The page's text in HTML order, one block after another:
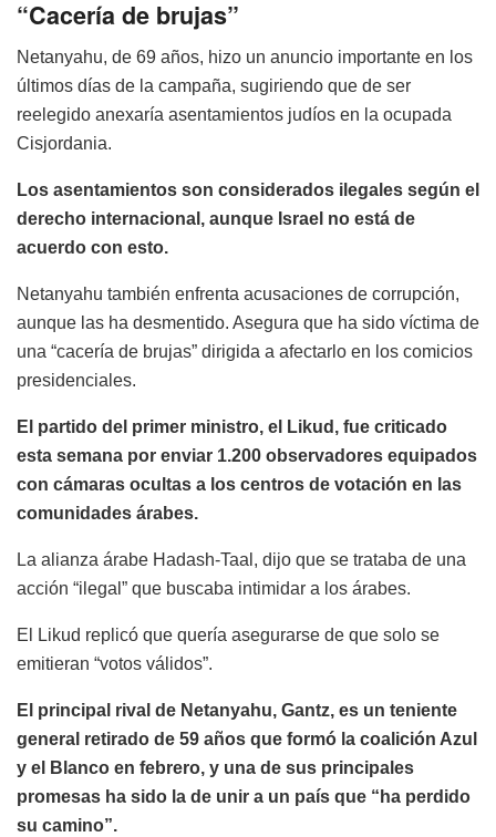
“Cacería de brujas”
Netanyahu, de 69 años, hizo un anuncio importante en los
últimos días de la campaña, sugiriendo que de ser
reelegido anexaría asentamientos judíos en la ocupada
Cisjordania.
Los asentamientos son considerados ilegales según el
derecho internacional, aunque Israel no está de
acuerdo con esto.
Netanyahu también enfrenta acusaciones de corrupción,
aunque las ha desmentido. Asegura que ha sido víctima de
una “cacería de brujas” dirigida a afectarlo en los comicios
presidenciales.
El partido del primer ministro, el Likud, fue criticado
esta semana por enviar 1.200 observadores equipados
con cámaras ocultas a los centros de votación en las
comunidades árabes.
La alianza árabe Hadash-Taal, dijo que se trataba de una
acción “ilegal” que buscaba intimidar a los árabes.
El Likud replicó que quería asegurarse de que solo se
emitieran “votos válidos”.
El principal rival de Netanyahu, Gantz, es un teniente
general retirado de 59 años que formó la coalición Azul
y el Blanco en febrero, y una de sus principales
promesas ha sido la de unir a un país que “ha perdido
su camino”.